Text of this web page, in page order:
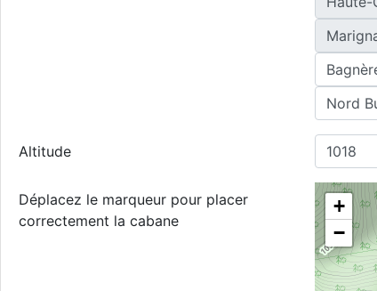
Altitude
Déplacez le marqueur pour placer
correctement la cabane
+
−